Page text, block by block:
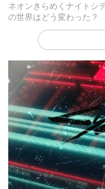
ネオンきらめくナイトシ
の世界はどう変わった？